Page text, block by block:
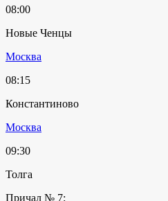
08:00
Новые Ченцы
Москва
08:15
Константиново
Москва
09:30
Толга
Причал № 7: